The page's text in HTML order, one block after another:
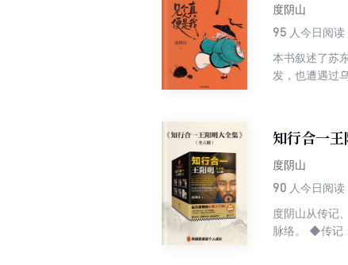
度阴山
95 人今日阅读
本书叙述了苏
发，也遭遇过
知行合一王
度阴山
90 人今日阅读
度阴山从传记
脉络。 ◆传记：王阳明的一生就是一部心学案例集！ ◆四句教：这四句话既是阳明心学的核心，也是适合初学者的门径。